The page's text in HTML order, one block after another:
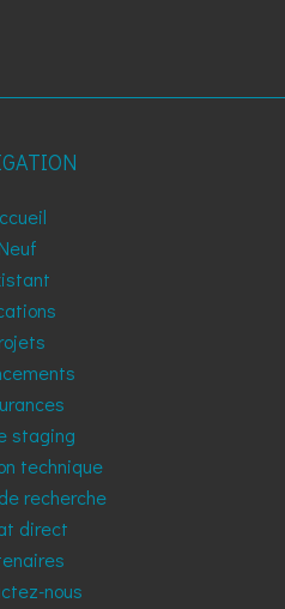
Neuf
staging
technique
recherche
direct
nous